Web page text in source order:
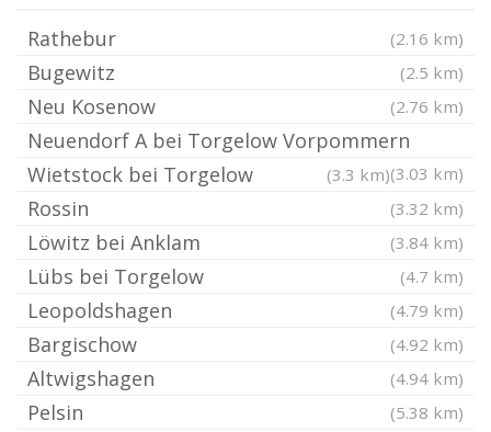
Rathebur (2.16 km)
Bugewitz (2.5 km)
Neu Kosenow (2.76 km)
Neuendorf A bei Torgelow Vorpommern
(3.03 km)
Wietstock bei Torgelow (3.3 km)
Rossin (3.32 km)
Löwitz bei Anklam (3.84 km)
Lübs bei Torgelow (4.7 km)
Leopoldshagen (4.79 km)
Bargischow (4.92 km)
Altwigshagen (4.94 km)
Pelsin (5.38 km)